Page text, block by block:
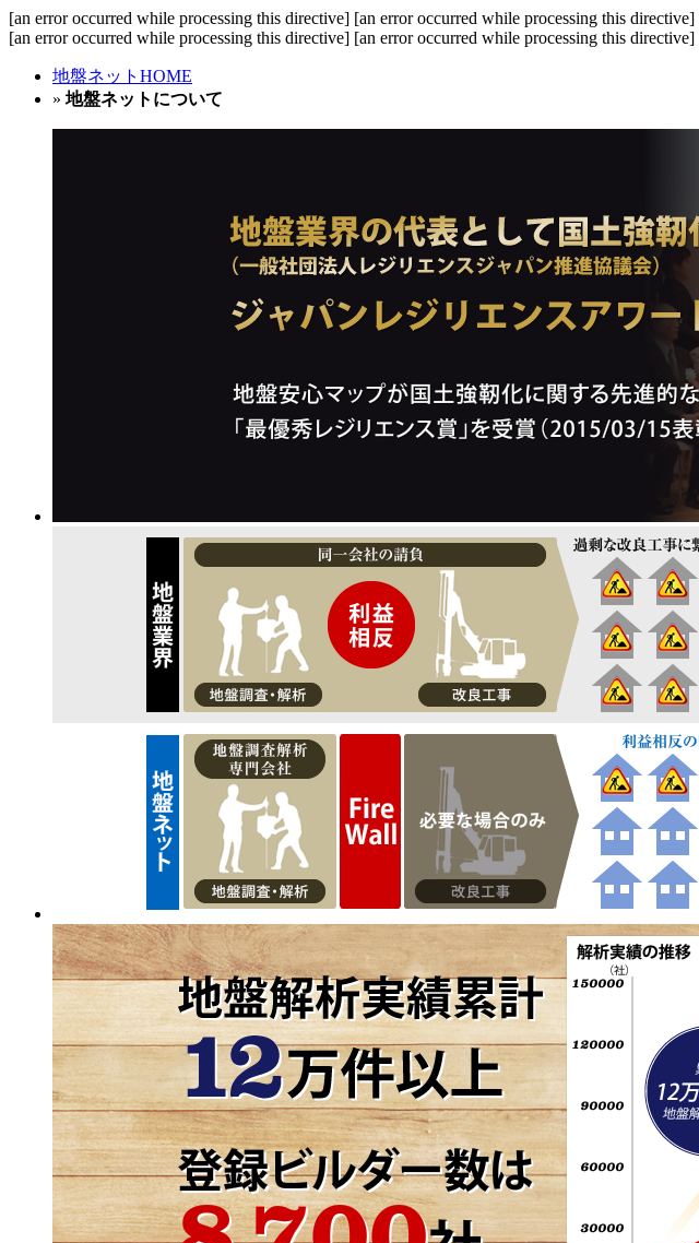
[an error occurred while processing this directive] [an error occurred while processing this directive]
[an error occurred while processing this directive] [an error occurred while processing this directive]
地盤ネットHOME
» 地盤ネットについて